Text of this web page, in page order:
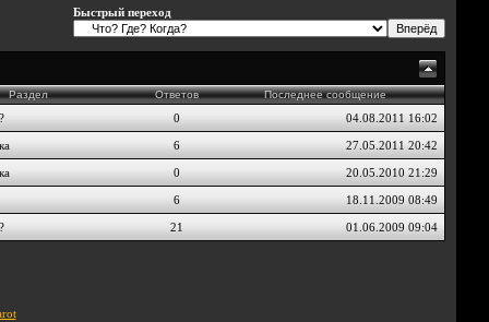
Быстрый переход
Раздел Ответов Последнее сообщение
0 04.08.2011 16:02
6 27.05.2011 20:42
0 20.05.2010 21:29
6 18.11.2009 08:49
21 01.06.2009 09:04